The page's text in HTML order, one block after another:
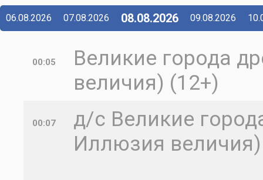
06.08.2026 07.08.2026 08.08.2026 09.08.2026
00:05
Великие города
величия) (12+)
00:07
д/с Великие
Иллюзия величия)